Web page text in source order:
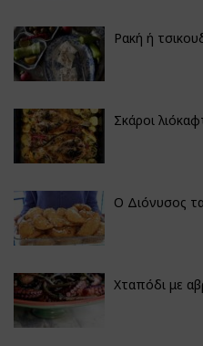
Ρακή ή
Σκάροι
Ο Διόνυσος
Χταπόδι με